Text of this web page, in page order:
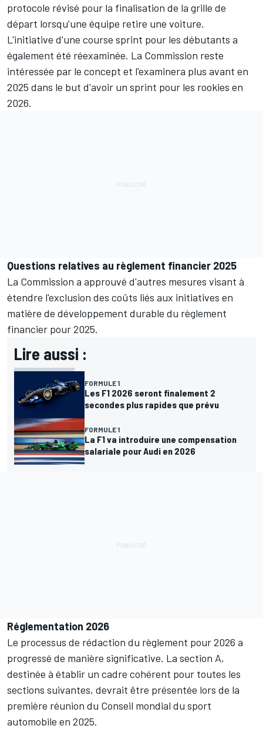
protocole révisé pour la finalisation de la grille de
départ lorsqu'une équipe retire une voiture.
L'initiative d'une course sprint pour les débutants a
également été réexaminée. La Commission reste
intéressée par le concept et l'examinera plus avant en
2025 dans le but d'avoir un sprint pour les rookies en
2026.
Questions relatives au règlement financier 2025
La Commission a approuvé d'autres mesures visant à
étendre l'exclusion des coûts liés aux initiatives en
matière de développement durable du règlement
financier pour 2025.
Lire aussi :
FORMULE 1
Les F1 2026 seront finalement 2
secondes plus rapides que prévu
FORMULE 1
La F1 va introduire une compensation
salariale pour Audi en 2026
Réglementation 2026
Le processus de rédaction du règlement pour 2026 a
progressé de manière significative. La section A,
destinée à établir un cadre cohérent pour toutes les
sections suivantes, devrait être présentée lors de la
première réunion du Conseil mondial du sport
automobile en 2025.